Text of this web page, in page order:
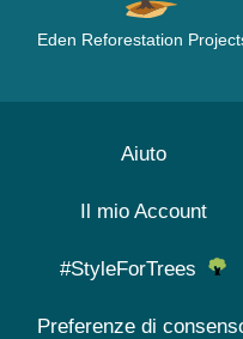
Eden Reforestation
Aiuto
Il mio Account
#StyleForTrees
Preferenze di